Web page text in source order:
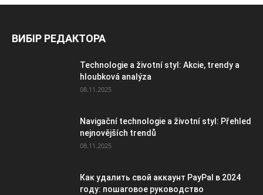
ВИБІР РЕДАКТОРА
Technologie a životní styl: Akcie, trendy a
hloubková analýza
08.11.2025
Navigační technologie a životní styl: Přehled
nejnovějších trendů
08.11.2025
Как удалить свой аккаунт PayPal в 2024
году: пошаговое руководство